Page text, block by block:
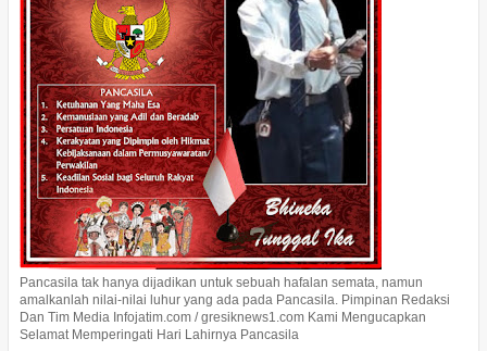
Pancasila tak hanya dijadikan untuk sebuah hafalan semata, namun
amalkanlah nilai-nilai luhur yang ada pada Pancasila. Pimpinan Redaksi
Dan Tim Media Infojatim.com / gresiknews1.com Kami Mengucapkan
Selamat Memperingati Hari Lahirnya Pancasila